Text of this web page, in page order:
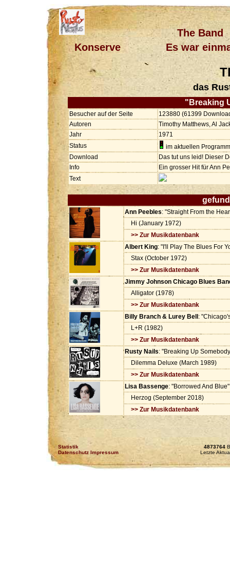
The Band
Konserve
Es war
das
"Breaking
Besucher auf der Seite
123880 (61399
Autoren
Timothy Matthews, Al
Jahr
1971
Status
im aktuellen Programm
Download
Das tut uns leid! Dieser
Info
Ein grosser Hit für Ann
Text
Ann Peebles: "Straight From the
Hi (January 1972)
>> Zur Musikdatenbank
Albert King: "I'll Play The Blues For
Stax (October 1972)
>> Zur Musikdatenbank
Jimmy Johnson Chicago Blues
Alligator (1978)
>> Zur Musikdatenbank
Billy Branch & Lurey Bell :
L+R (1982)
>> Zur Musikdatenbank
Rusty Nails: "Breaking Up
Dilemma Deluxe (March 1989)
>> Zur Musikdatenbank
Lisa Bassenge: "Borrowed And Blue"
Herzog (September 2018)
>> Zur Musikdatenbank
Statistik
Datenschutz Impressum
4873764
Letzte